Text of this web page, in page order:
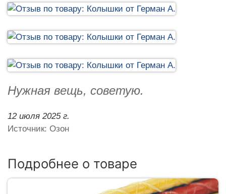
Нужная вещь, советую.
12 июля 2025 г.
Источник: Озон
Подробнее о товаре